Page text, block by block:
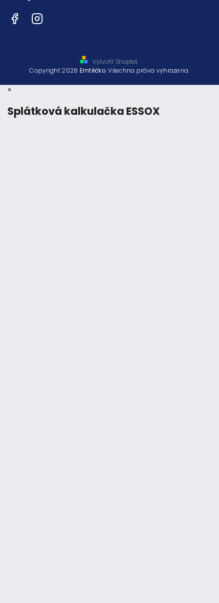
FacebookInstagram
Vytvořil Shoptet
Copyright 2026 Emtéčko. Všechna práva vyhrazena.
×
Splátková kalkulačka ESSOX